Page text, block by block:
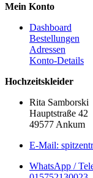
Mein Konto
Dashboard
Bestellungen
Adressen
Konto-Details
Hochzeitskleider
Rita Samborski
Hauptstraße 42
49577 Ankum
E-Mail:
WhatsApp /